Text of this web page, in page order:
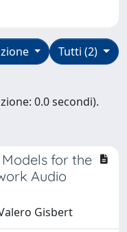
Tutti (2)
0.0 secondi).
for the
Audio
Gisbert